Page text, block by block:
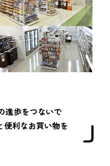
進歩をつないで
便利なお買い物を